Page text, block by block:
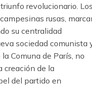
revolucionario. Los
rusas,
su centralidad
sociedad comunista
Comuna de París, no
creación de la
del partido en